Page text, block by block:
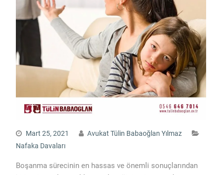
Mart 25, 2021
Avukat Tülin Babaoğlan Yılmaz
Nafaka Davaları
Boşanma sürecinin en hassas ve önemli sonuçlarından